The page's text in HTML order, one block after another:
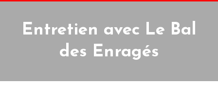
Entretien avec Le Bal
des Enragés